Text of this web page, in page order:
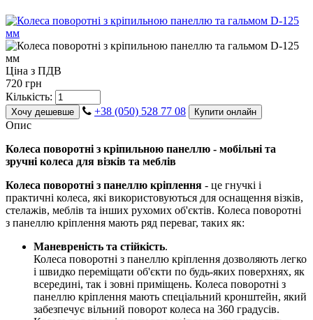
Ціна з ПДВ
720 грн
Кількість:
Хочу дешевше +38 (050) 528 77 08 Купити онлайн
Опис
Колеса поворотні з кріпильною панеллю - мобільні та
зручні колеса для візків та меблів
Колеса поворотні з панеллю кріплення - це гнучкі і
практичні колеса, які використовуються для оснащення візків,
стелажів, меблів та інших рухомих об'єктів. Колеса поворотні
з панеллю кріплення мають ряд переваг, таких як:
Маневреність та стійкість.
Колеса поворотні з панеллю кріплення дозволяють легко
і швидко переміщати об'єкти по будь-яких поверхнях, як
всередині, так і зовні приміщень. Колеса поворотні з
панеллю кріплення мають спеціальний кронштейн, який
забезпечує вільний поворот колеса на 360 градусів.